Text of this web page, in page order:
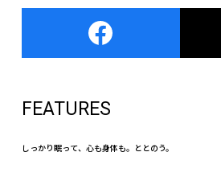
FEATURES
しっかり眠って、心も身体も。ととのう。